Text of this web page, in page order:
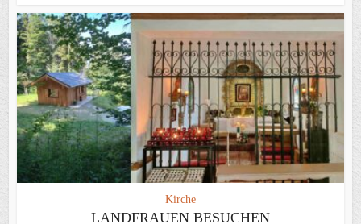
Kirche
LANDFRAUEN BESUCHEN